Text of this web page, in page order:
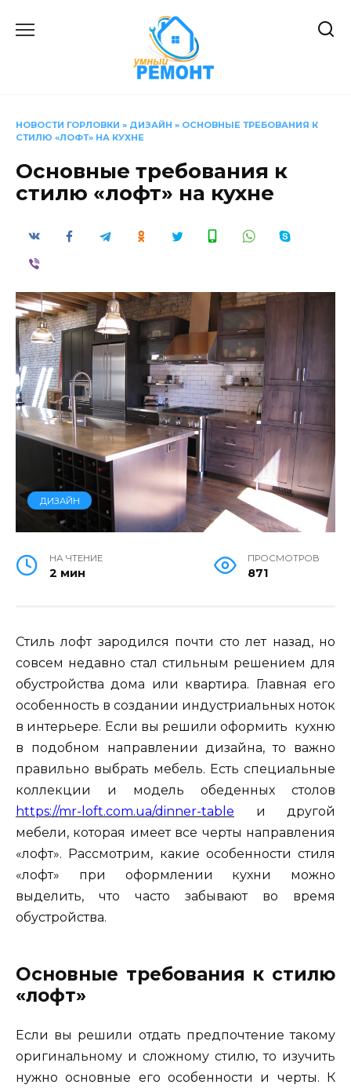
НОВОСТИ ГОРЛОВКИ » ДИЗАЙН » ОСНОВНЫЕ ТРЕБОВАНИЯ К
СТИЛЮ «ЛОФТ» НА КУХНЕ
Основные требования к
стилю «лофт» на кухне
ДИЗАЙН
НА ЧТЕНИЕ
2 мин
ПРОСМОТРОВ
871
Стиль лофт зародился почти сто лет назад, но
совсем недавно стал стильным решением для
обустройства дома или квартира. Главная его
особенность в создании индустриальных ноток
в интерьере. Если вы решили оформить кухню
в подобном направлении дизайна, то важно
правильно выбрать мебель. Есть специальные
коллекции и модель обеденных столов
https://mr-loft.com.ua/dinner-table и другой
мебели, которая имеет все черты направления
«лофт». Рассмотрим, какие особенности стиля
«лофт» при оформлении кухни можно
выделить, что часто забывают во время
обустройства.
Основные требования к стилю
«лофт»
Если вы решили отдать предпочтение такому
оригинальному и сложному стилю, то изучить
нужно основные его особенности и черты. К